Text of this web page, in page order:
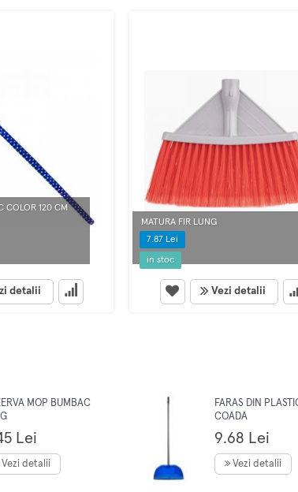
COLOR 120 CM
detalii
MATURA FIR LUNG
7.87 Lei
in stoc
Vezi detalii
MOP BUMBAC
Lei
Vezi detalii
FARAS DIN
COADA
9.68 Lei
Vezi detalii